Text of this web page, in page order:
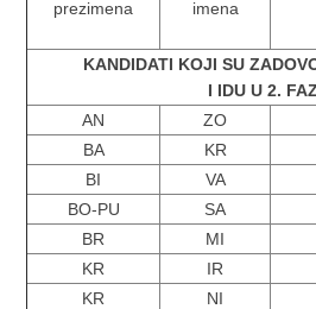
prezimena
imena
KANDIDATI KOJI SU
I IDU U 2.
AN
ZO
BA
KR
BI
VA
BO-PU
SA
BR
MI
KR
IR
KR
NI